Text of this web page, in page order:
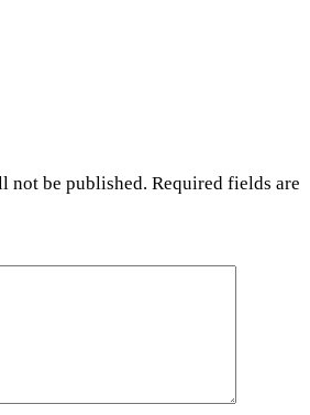
not be published. Required fields are